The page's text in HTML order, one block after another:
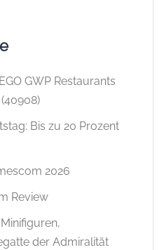
GWP Restaurants
Bis zu 20 Prozent
2026
Review
der Admiralität